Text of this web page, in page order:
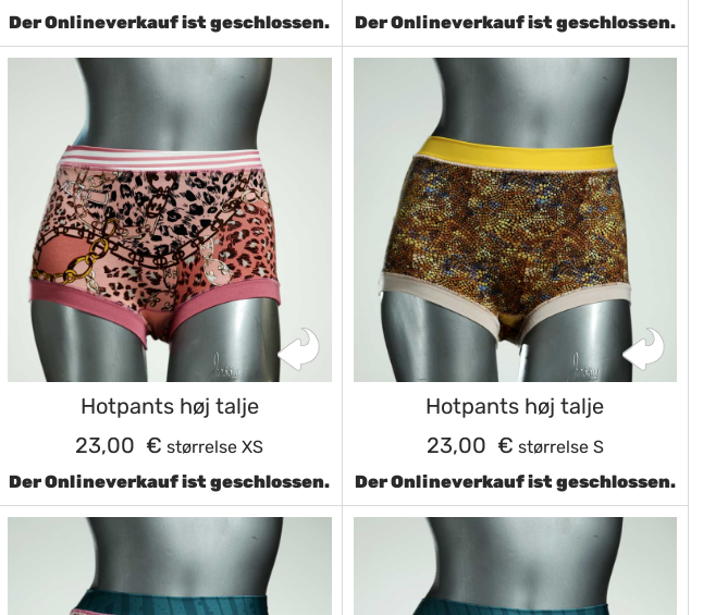
Der Onlineverkauf ist geschlossen.
Der Onlineverkauf ist geschlossen.
Hotpants høj talje
23,00 € størrelse XS
Der Onlineverkauf ist geschlossen.
Hotpants høj talje
23,00 € størrelse S
Der Onlineverkauf ist geschlossen.